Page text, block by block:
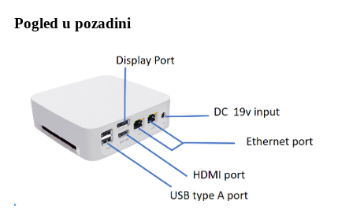
Pogled u pozadini